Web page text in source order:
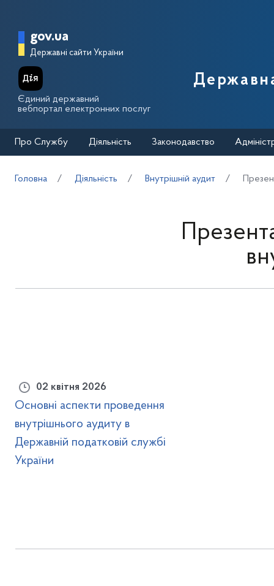
Головна сторінка Державної
gov.ua
Державні сайти України
Єдиний державний
вебпортал електронних послуг
Про Службу Діяльність Законодавство
Головна Діяльність Внутрішній аудит
02 квітня 2026
Основні аспекти проведення
внутрішнього аудиту в
Державній податковій службі
України